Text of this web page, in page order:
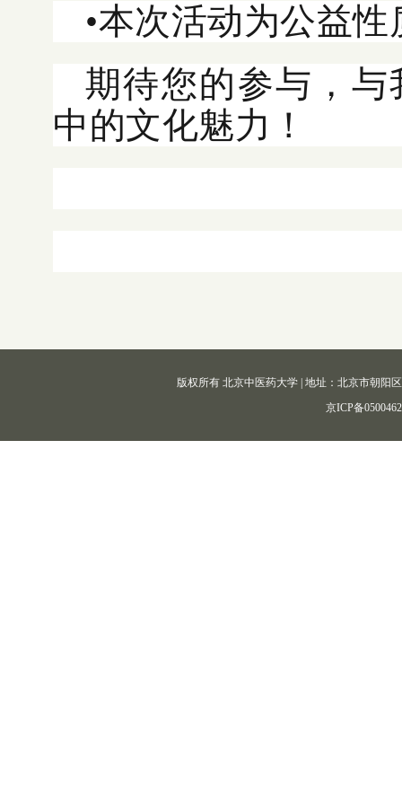
•本次活动为公益
期待您的参与，
中的文化魅力！
版权所有 北京中医药大学 | 地址：北京市朝阳
京ICP备